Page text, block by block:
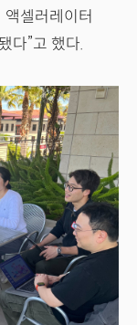
액셀러레이터
다”고 했다.